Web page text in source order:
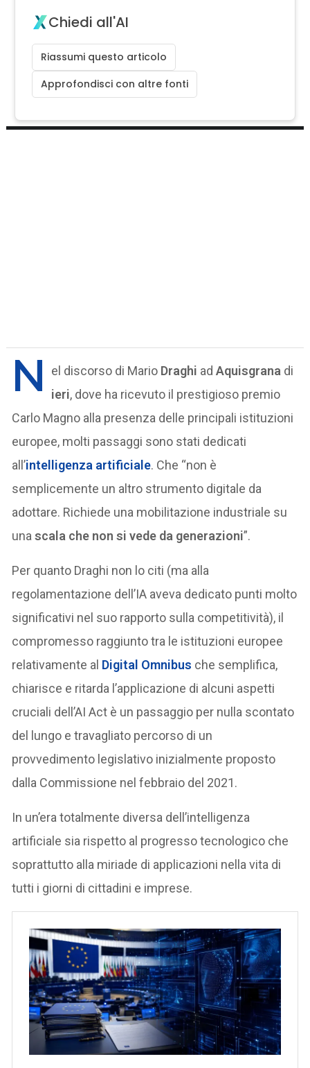
Chiedi all'AI
Riassumi questo articolo
Approfondisci con altre fonti
N el discorso di Mario Draghi adAquisgrana di
ieri, dove ha ricevuto il prestigioso premio
Carlo Magno alla presenza delle principali istituzioni
europee, molti passaggi sono stati dedicati
all’intelligenza artificiale. Che “non è
semplicemente un altro strumento digitale da
adottare. Richiede una mobilitazione industriale su
unascala che non si vede da generazioni”.
Per quanto Draghi non lo citi (ma alla
regolamentazione dell’IA aveva dedicato punti molto
significativi nel suo rapporto sulla competitività), il
compromesso raggiunto tra le istituzioni europee
relativamente al Digital Omnibus che semplifica,
chiarisce e ritarda l’applicazione di alcuni aspetti
cruciali dell’AI Act è un passaggio per nulla scontato
del lungo e travagliato percorso di un
provvedimento legislativo inizialmente proposto
dalla Commissione nel febbraio del 2021.
In un’era totalmente diversa dell’intelligenza
artificiale sia rispetto al progresso tecnologico che
soprattutto alla miriade di applicazioni nella vita di
tutti i giorni di cittadini e imprese.